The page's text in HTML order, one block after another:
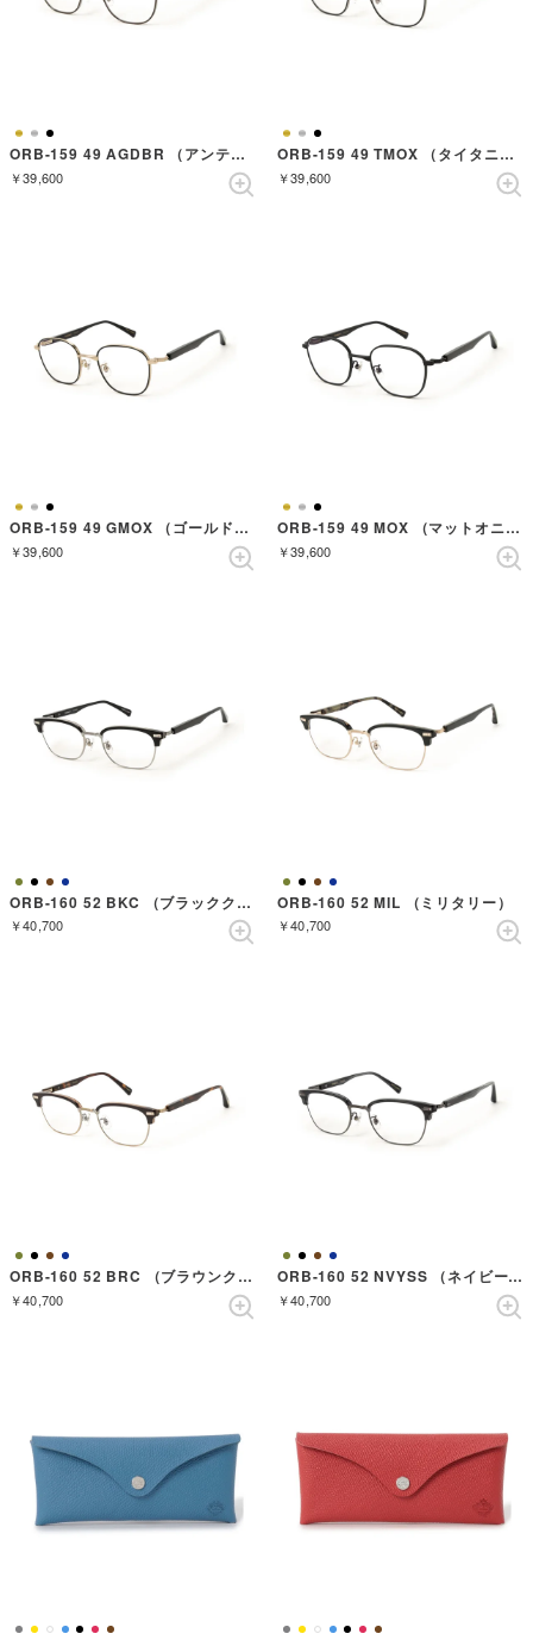
ORB-159 49 AGDBR （アンティークゴールドダークブラウン）
￥39,600
ORB-159 49 TMOX （タイタニウムマットオニキス）
￥39,600
ORB-159 49 GMOX （ゴールドマットオニキス）
￥39,600
ORB-159 49 MOX （マットオニキス）
￥39,600
ORB-160 52 BKC （ブラッククリアー）
￥40,700
ORB-160 52 MIL （ミリタリー）
￥40,700
ORB-160 52 BRC （ブラウンクリアー）
￥40,700
ORB-160 52 NVYSS （ネイビーササ）
￥40,700